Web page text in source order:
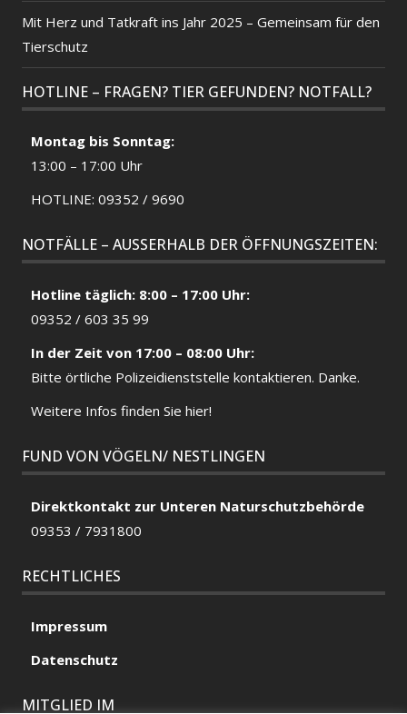
Mit Herz und Tatkraft ins Jahr 2025 – Gemeinsam für den
Tierschutz
HOTLINE – FRAGEN? TIER GEFUNDEN? NOTFALL?
Montag bis Sonntag:
13:00 – 17:00 Uhr
HOTLINE: 09352 / 9690
NOTFÄLLE – AUSSERHALB DER ÖFFNUNGSZEITEN:
Hotline täglich: 8:00 – 17:00 Uhr:
09352 / 603 35 99
In der Zeit von 17:00 – 08:00 Uhr:
Bitte örtliche Polizeidienststelle kontaktieren. Danke.
Weitere Infos finden Sie hier!
FUND VON VÖGELN/ NESTLINGEN
Direktkontakt zur Unteren Naturschutzbehörde
09353 / 7931800
RECHTLICHES
Impressum
Datenschutz
MITGLIED IM